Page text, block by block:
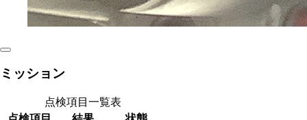
ミッション
点検項目一覧表